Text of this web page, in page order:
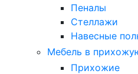
Пеналы
Стеллажи
Навесные
Мебель в
Прихожие